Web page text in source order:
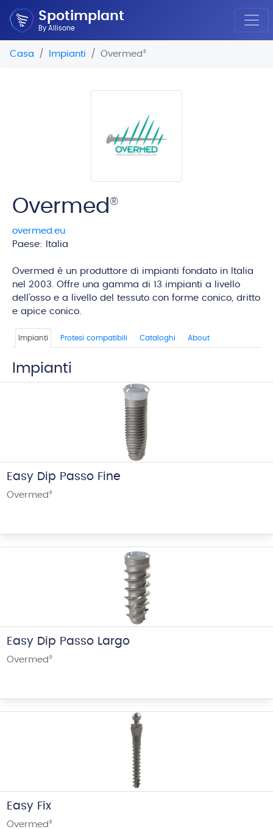
Spotimplant
By Allisone
Casa Impianti Overmed ®
Overmed ®
overmed.eu
Paese: Italia
Overmed è un produttore di impianti fondato in Italia
nel 2003. Offre una gamma di 13 impianti a livello
dell'osso e a livello del tessuto con forme conico, dritto
e apice conico.
Impianti Protesi compatibili Cataloghi About
Impianti
Easy Dip Passo Fine
Overmed ®
Easy Dip Passo Largo
Overmed ®
Easy Fix
Overmed ®